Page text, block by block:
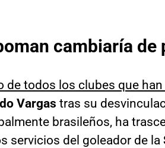
cambiaría de
de todos los clubes que
Vargas tras su
brasileños, ha
servicios del goleador de la